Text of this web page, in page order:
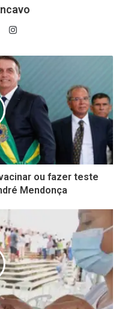
Instagram
ou fazer teste
Mendonça